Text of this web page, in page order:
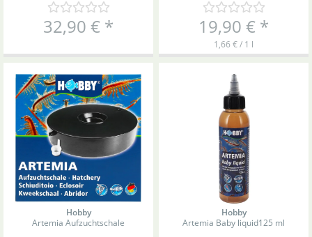
32,90 € * 19,90 € *
1,66 € / 1 l
Hobby
Artemia Aufzuchtschale
Hobby
Artemia Baby liquid125 ml